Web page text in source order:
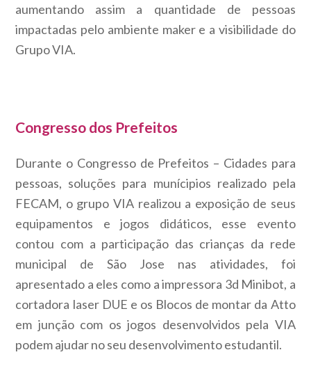
aumentando assim a quantidade de pessoas
impactadas pelo ambiente maker e a visibilidade do
Grupo VIA.
Congresso dos Prefeitos
Durante o Congresso de Prefeitos – Cidades para
pessoas, soluções para munícipios realizado pela
FECAM, o grupo VIA realizou a exposição de seus
equipamentos e jogos didáticos, esse evento
contou com a participação das crianças da rede
municipal de São Jose nas atividades, foi
apresentado a eles como a impressora 3d Minibot, a
cortadora laser DUE e os Blocos de montar da Atto
em junção com os jogos desenvolvidos pela VIA
podem ajudar no seu desenvolvimento estudantil.